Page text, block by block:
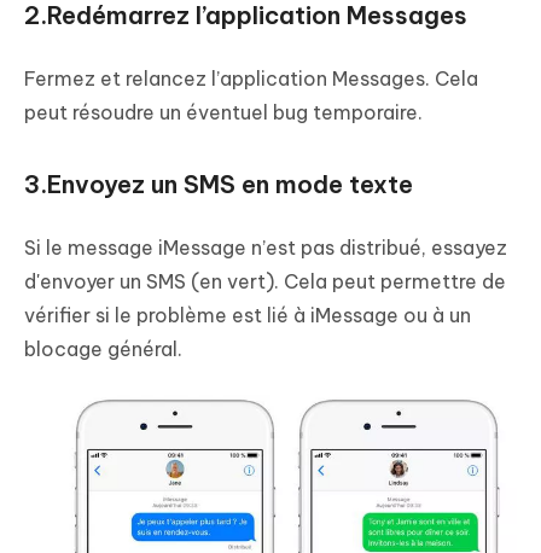
2.Redémarrez l’application Messages
Fermez et relancez l’application Messages. Cela
peut résoudre un éventuel bug temporaire.
3.Envoyez un SMS en mode texte
Si le message iMessage n’est pas distribué, essayez
d'envoyer un SMS (en vert). Cela peut permettre de
vérifier si le problème est lié à iMessage ou à un
blocage général.